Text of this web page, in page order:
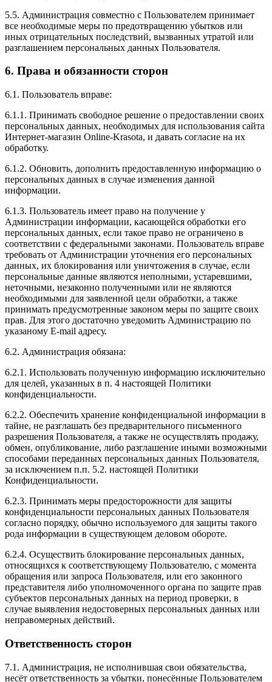
5.5. Администрация совместно с Пользователем принимает
все необходимые меры по предотвращению убытков или
иных отрицательных последствий, вызванных утратой или
разглашением персональных данных Пользователя.
6. Права и обязанности сторон
6.1. Пользователь вправе:
6.1.1. Принимать свободное решение о предоставлении своих
персональных данных, необходимых для использования сайта
Интернет-магазин Online-Krasota, и давать согласие на их
обработку.
6.1.2. Обновить, дополнить предоставленную информацию о
персональных данных в случае изменения данной
информации.
6.1.3. Пользователь имеет право на получение у
Администрации информации, касающейся обработки его
персональных данных, если такое право не ограничено в
соответствии с федеральными законами. Пользователь вправе
требовать от Администрации уточнения его персональных
данных, их блокирования или уничтожения в случае, если
персональные данные являются неполными, устаревшими,
неточными, незаконно полученными или не являются
необходимыми для заявленной цели обработки, а также
принимать предусмотренные законом меры по защите своих
прав. Для этого достаточно уведомить Администрацию по
указаному E-mail адресу.
6.2. Администрация обязана:
6.2.1. Использовать полученную информацию исключительно
для целей, указанных в п. 4 настоящей Политики
конфиденциальности.
6.2.2. Обеспечить хранение конфиденциальной информации в
тайне, не разглашать без предварительного письменного
разрешения Пользователя, а также не осуществлять продажу,
обмен, опубликование, либо разглашение иными возможными
способами переданных персональных данных Пользователя,
за исключением п.п. 5.2. настоящей Политики
Конфиденциальности.
6.2.3. Принимать меры предосторожности для защиты
конфиденциальности персональных данных Пользователя
согласно порядку, обычно используемого для защиты такого
рода информации в существующем деловом обороте.
6.2.4. Осуществить блокирование персональных данных,
относящихся к соответствующему Пользователю, с момента
обращения или запроса Пользователя, или его законного
представителя либо уполномоченного органа по защите прав
субъектов персональных данных на период проверки, в
случае выявления недостоверных персональных данных или
неправомерных действий.
Ответственность сторон
7.1. Администрация, не исполнившая свои обязательства,
несёт ответственность за убытки, понесённые Пользователем